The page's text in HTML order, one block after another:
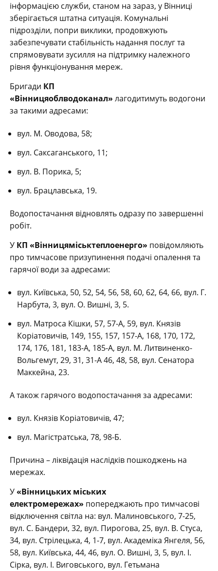
інформацією служби, станом на зараз, у Вінниці
зберігається штатна ситуація. Комунальні
підрозділи, попри виклики, продовжують
забезпечувати стабільність надання послуг та
спрямовувати зусилля на підтримку належного
рівня функціонування мереж.
Бригади КП
«Вінницяоблводоканал» лагодитимуть водогони
за такими адресами:
вул. М. Оводова, 58;
вул. Саксаганського, 11;
вул. В. Порика, 5;
вул. Брацлавська, 19.
Водопостачання відновлять одразу по завершенні
робіт.
У КП «Вінницяміськтеплоенерго» повідомляють
про тимчасове призупинення подачі опалення та
гарячої води за адресами:
вул. Київська, 50, 52, 54, 56, 58, 60, 62, 64, 66, вул. Г.
Нарбута, 3, вул. О. Вишні, 3, 5.
вул. Матроса Кішки, 57, 57-А, 59, вул. Князів
Коріатовичів, 149, 155, 157, 157-А, 168, 170, 172,
174, 176, 181, 183-А, 185-А, вул. М. Литвиненко-
Вольгемут, 29, 31, 31-А 46, 48, 58, вул. Сенатора
Маккейна, 23.
А також гарячого водопостачання за адресами:
вул. Князів Коріатовичів, 47;
вул. Магістратська, 78, 98-Б.
Причина – ліквідація наслідків пошкоджень на
мережах.
У«Вінницьких міських
електромережах» попереджають про тимчасові
відключення світла на: вул. Малиновського, 7-25,
вул. С. Бандери, 32, вул. Пирогова, 25, вул. В. Стуса,
34, вул. Стрілецька, 4, 1-7, вул. Академіка Янгеля, 56,
58, вул. Київська, 44, 46, вул. О. Вишні, 3, 5, вул. І.
Сірка, вул. І. Виговського, вул. Гетьмана